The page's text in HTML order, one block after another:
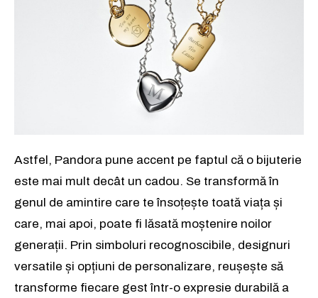
Politica de confidențialitate
Astfel, Pandora pune accent pe faptul că o bijuterie
este mai mult decât un cadou. Se transformă în
genul de amintire care te însoțește toată viața și
care, mai apoi, poate fi lăsată moștenire noilor
generații. Prin simboluri recognoscibile, designuri
versatile și opțiuni de personalizare, reușește să
transforme fiecare gest într-o expresie durabilă a